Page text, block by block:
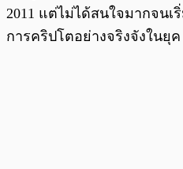
2011 แต่ไม่ได้สนใจมากจนเ
การคริปโตอย่างจริงจังในยุ